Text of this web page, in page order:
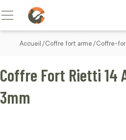
Allez au contenu
Basculer la navigation
Accueil Coffre fort arme Coffre-
Coffre Fort Rietti 14
3mm